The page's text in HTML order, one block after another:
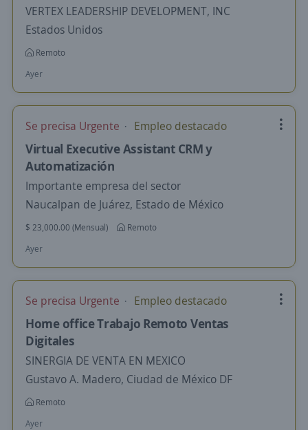
VERTEX LEADERSHIP DEVELOPMENT, INC
Estados Unidos
Remoto
Ayer
Se precisa Urgente Empleo destacado
Virtual Executive Assistant CRM y
Automatización
Importante empresa del sector
Naucalpan de Juárez, Estado de México
$ 23,000.00 (Mensual)
Remoto
Ayer
Se precisa Urgente Empleo destacado
Home office Trabajo Remoto Ventas
Digitales
SINERGIA DE VENTA EN MEXICO
Gustavo A. Madero, Ciudad de México DF
Remoto
Ayer